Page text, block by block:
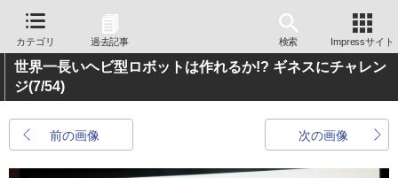
カテゴリ 過去記事 検索 Impressサイト
世界一長いヘビ型ロボットは作れるか!? ギネスにチャレン
ジ(7/54)
前の画像 次の画像